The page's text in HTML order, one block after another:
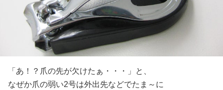
「あ！？爪の先が欠けたぁ・・・」と、
なぜか爪の弱い2号は外出先などでたま～に